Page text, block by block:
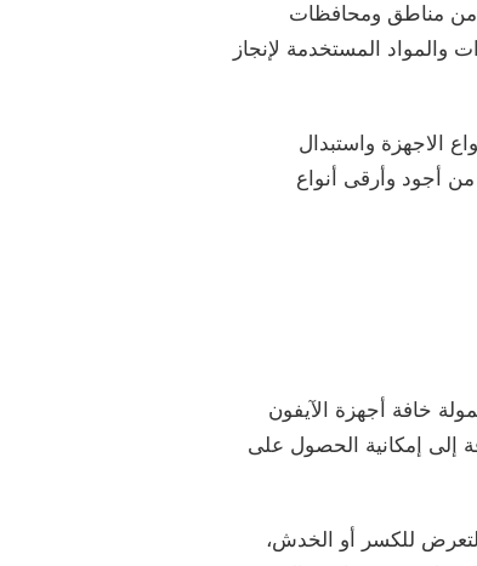
من مناطق ومحافظات
المستخدمة لإنجاز
الاجهزة واستبدال
أجود وأرقى أنواع
خافة أجهزة الآيفون
إلى إمكانية الحصول على
للكسر أو الخدش،